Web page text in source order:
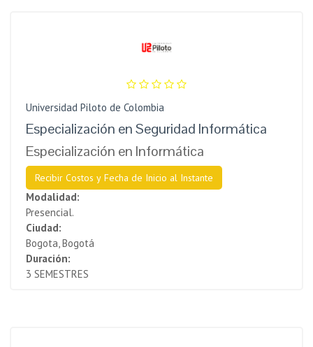
Universidad Piloto de Colombia
Especialización en Seguridad Informática
Especialización en Informática
Recibir Costos y Fecha de Inicio al Instante
Modalidad:
Presencial.
Ciudad:
Bogota, Bogotá
Duración:
3 SEMESTRES